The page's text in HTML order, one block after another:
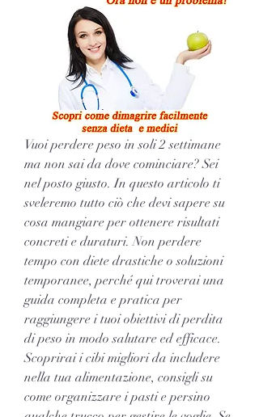
Vuoi perdere peso in soli 2 settimane
ma non sai da dove cominciare? Sei
nel posto giusto. In questo articolo ti
sveleremo tutto ciò che devi sapere su
cosa mangiare per ottenere risultati
concreti e duraturi. Non perdere
tempo con diete drastiche o soluzioni
temporanee, perché qui troverai una
guida completa e pratica per
raggiungere i tuoi obiettivi di perdita
di peso in modo salutare ed efficace.
Scoprirai i cibi migliori da includere
nella tua alimentazione, consigli su
come organizzare i pasti e persino